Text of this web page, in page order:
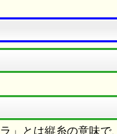
」とは縦糸の意味で